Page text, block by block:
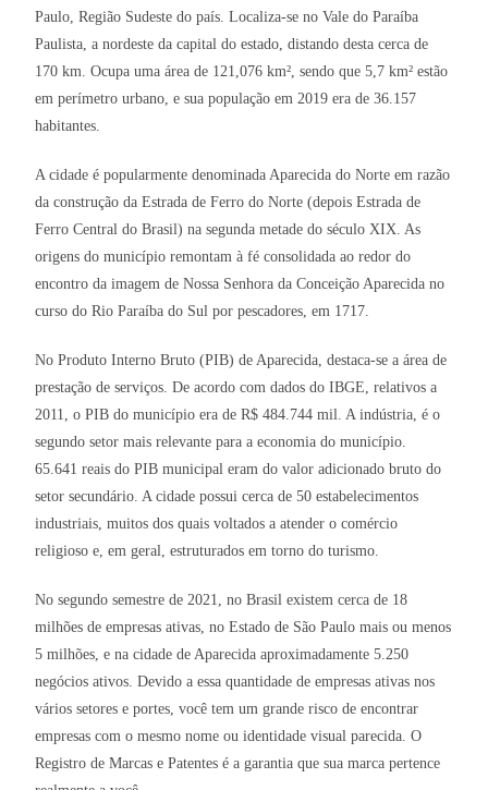
Paulo, Região Sudeste do país. Localiza-se no Vale do Paraíba
Paulista, a nordeste da capital do estado, distando desta cerca de
170 km. Ocupa uma área de 121,076 km², sendo que 5,7 km² estão
em perímetro urbano, e sua população em 2019 era de 36.157
habitantes.
A cidade é popularmente denominada Aparecida do Norte em razão
da construção da Estrada de Ferro do Norte (depois Estrada de
Ferro Central do Brasil) na segunda metade do século XIX. As
origens do município remontam à fé consolidada ao redor do
encontro da imagem de Nossa Senhora da Conceição Aparecida no
curso do Rio Paraíba do Sul por pescadores, em 1717.
No Produto Interno Bruto (PIB) de Aparecida, destaca-se a área de
prestação de serviços. De acordo com dados do IBGE, relativos a
2011, o PIB do município era de R$ 484.744 mil. A indústria, é o
segundo setor mais relevante para a economia do município.
65.641 reais do PIB municipal eram do valor adicionado bruto do
setor secundário. A cidade possui cerca de 50 estabelecimentos
industriais, muitos dos quais voltados a atender o comércio
religioso e, em geral, estruturados em torno do turismo.
No segundo semestre de 2021, no Brasil existem cerca de 18
milhões de empresas ativas, no Estado de São Paulo mais ou menos
5 milhões, e na cidade de Aparecida aproximadamente 5.250
negócios ativos. Devido a essa quantidade de empresas ativas nos
vários setores e portes, você tem um grande risco de encontrar
empresas com o mesmo nome ou identidade visual parecida. O
Registro de Marcas e Patentes é a garantia que sua marca pertence